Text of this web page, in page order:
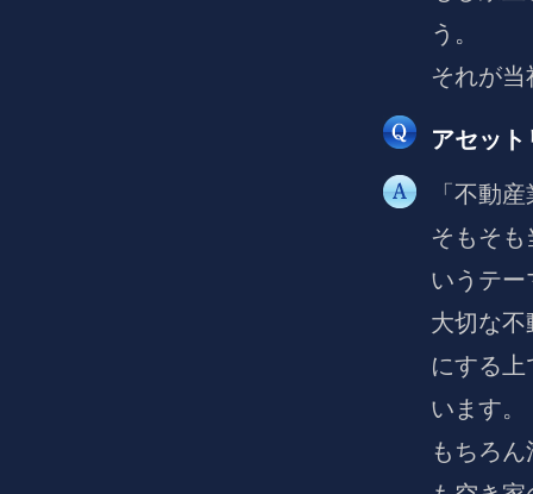
う。
それが
アセッ
「不動
そもそ
いうテ
大切な
にする
います。
もちろ